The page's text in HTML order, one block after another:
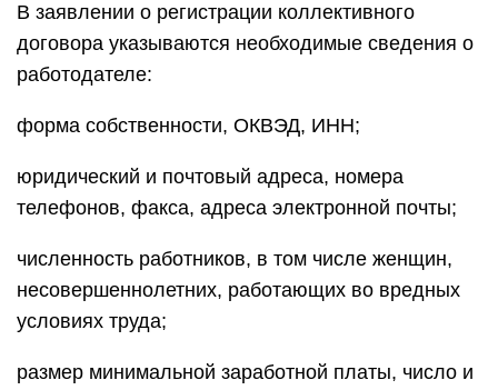
В заявлении о регистрации коллективного
договора указываются необходимые сведения о
работодателе:
форма собственности, ОКВЭД, ИНН;
юридический и почтовый адреса, номера
телефонов, факса, адреса электронной почты;
численность работников, в том числе женщин,
несовершеннолетних, работающих во вредных
условиях труда;
размер минимальной заработной платы, число и